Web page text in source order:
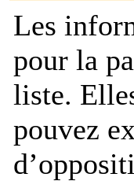
Les
pour la
liste.
pouvez